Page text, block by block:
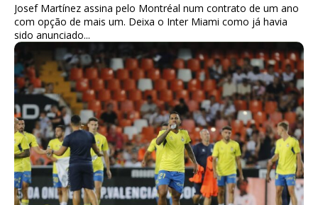
Josef Martínez assina pelo Montréal num contrato de um ano
com opção de mais um. Deixa o Inter Miami como já havia
sido anunciado...